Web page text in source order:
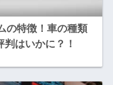
の特徴！車の種類
はいかに？！